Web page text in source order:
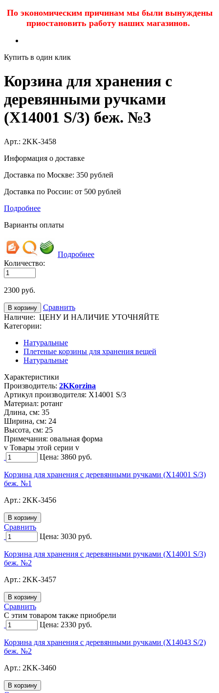
По экономическим причинам мы были вынуждены
приостановить работу наших магазинов.
Купить в один клик
Корзина для хранения с
деревянными ручками
(X14001 S/3) беж. №3
Арт.: 2KK-3458
Информация о доставке
Доставка по Москве: 350 рублей
Доставка по России: от 500 рублей
Подробнее
Варианты оплаты
Подробнее
Количество:
2300 руб.
Сравнить
Наличие: ЦЕНУ И НАЛИЧИЕ УТОЧНЯЙТЕ
Категории:
Натуральные
Плетеные корзины для хранения вещей
Натуральные
Характеристики
Производитель: 2KKorzina
Артикул производителя: X14001 S/3
Материал: ротанг
Длина, см: 35
Ширина, см: 24
Высота, см: 25
Примечания: овальная форма
v Товары этой серии v
Цена: 3860 руб.
Корзина для хранения с деревянными ручками (X14001 S/3)
беж. №1
Арт.: 2KK-3456
Сравнить
Цена: 3030 руб.
Корзина для хранения с деревянными ручками (X14001 S/3)
беж. №2
Арт.: 2KK-3457
Сравнить
C этим товаром также приобрели
Цена: 2330 руб.
Корзина для хранения с деревянными ручками (X14043 S/2)
беж. №2
Арт.: 2KK-3460